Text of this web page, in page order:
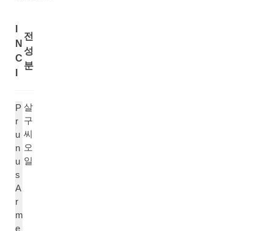
N
C
전
성
분
P
r
u
n
u
s
A
r
m
e
살
구
씨
오
일